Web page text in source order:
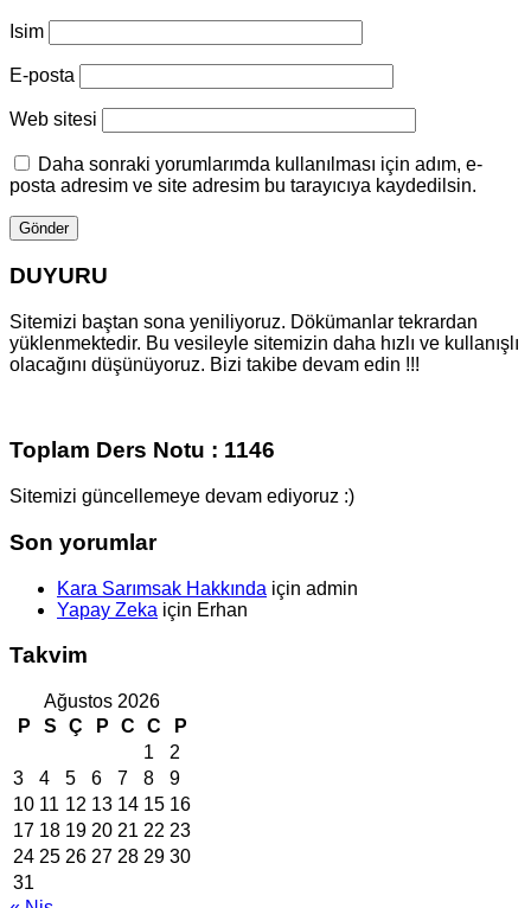
Isim
E-posta
Web sitesi
Daha sonraki yorumlarımda kullanılması için adım, e-
posta adresim ve site adresim bu tarayıcıya kaydedilsin.
DUYURU
Sitemizi baştan sona yeniliyoruz. Dökümanlar tekrardan
yüklenmektedir. Bu vesileyle sitemizin daha hızlı ve kullanışlı
olacağını düşünüyoruz. Bizi takibe devam edin !!!
Toplam Ders Notu : 1146
Sitemizi güncellemeye devam ediyoruz :)
Son yorumlar
Kara Sarımsak Hakkında için admin
Yapay Zeka için Erhan
Takvim
Ağustos 2026
P
S Ç P C C
P
1
2
3
4 5 6 7 8
9
10 11 12 13 14 15 16
17 18 19 20 21 22 23
24 25 26 27 28 29 30
31